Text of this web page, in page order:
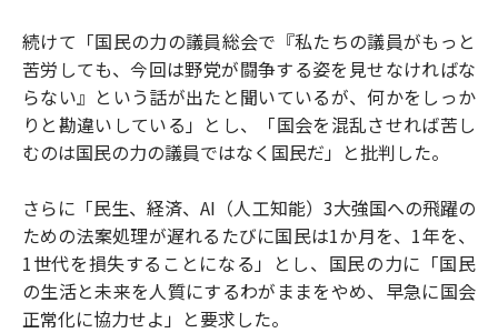
続けて「国民の力の議員総会で『私たちの議員がもっと
苦労しても、今回は野党が闘争する姿を見せなければな
らない』という話が出たと聞いているが、何かをしっか
りと勘違いしている」とし、「国会を混乱させれば苦し
むのは国民の力の議員ではなく国民だ」と批判した。
さらに「民生、経済、AI（人工知能）3大強国への飛躍の
ための法案処理が遅れるたびに国民は1か月を、1年を、
1世代を損失することになる」とし、国民の力に「国民
の生活と未来を人質にするわがままをやめ、早急に国会
正常化に協力せよ」と要求した。